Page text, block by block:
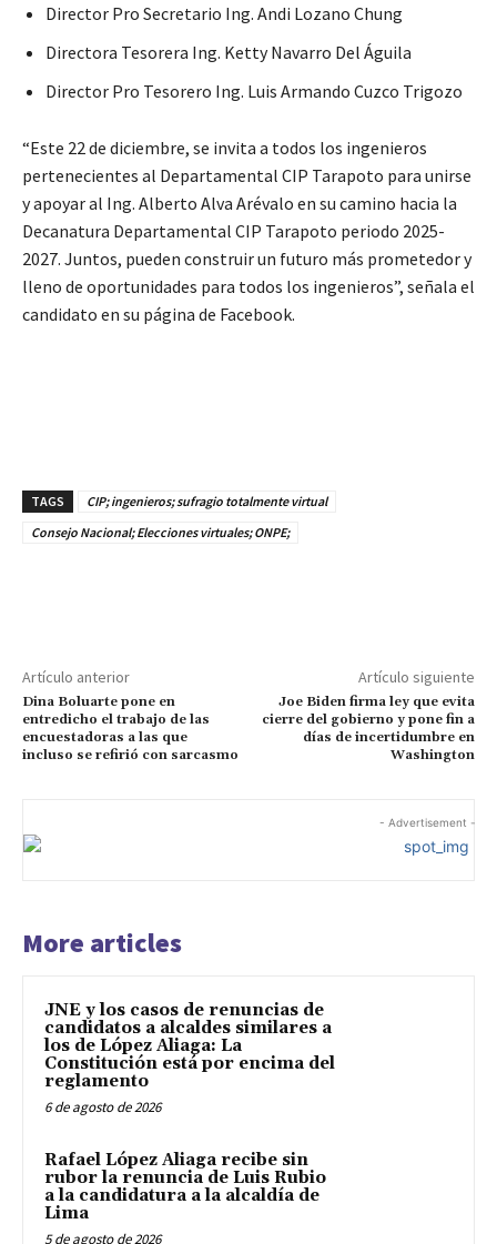
Director Pro Secretario Ing. Andi Lozano Chung
Directora Tesorera Ing. Ketty Navarro Del Águila
Director Pro Tesorero Ing. Luis Armando Cuzco Trigozo
“Este 22 de diciembre, se invita a todos los ingenieros
pertenecientes al Departamental CIP Tarapoto para unirse
y apoyar al Ing. Alberto Alva Arévalo en su camino hacia la
Decanatura Departamental CIP Tarapoto periodo 2025-
2027. Juntos, pueden construir un futuro más prometedor y
lleno de oportunidades para todos los ingenieros”, señala el
candidato en su página de Facebook.
TAGS
CIP; ingenieros; sufragio totalmente virtual
Consejo Nacional; Elecciones virtuales; ONPE;
Artículo anterior
Dina Boluarte pone en
entredicho el trabajo de las
encuestadoras a las que
incluso se refirió con sarcasmo
Artículo siguiente
Joe Biden firma ley que evita
cierre del gobierno y pone fin a
días de incertidumbre en
Washington
- Advertisement -
More articles
JNE y los casos de renuncias de
candidatos a alcaldes similares a
los de López Aliaga: La
Constitución está por encima del
reglamento
6 de agosto de 2026
Rafael López Aliaga recibe sin
rubor la renuncia de Luis Rubio
a la candidatura a la alcaldía de
Lima
5 de agosto de 2026